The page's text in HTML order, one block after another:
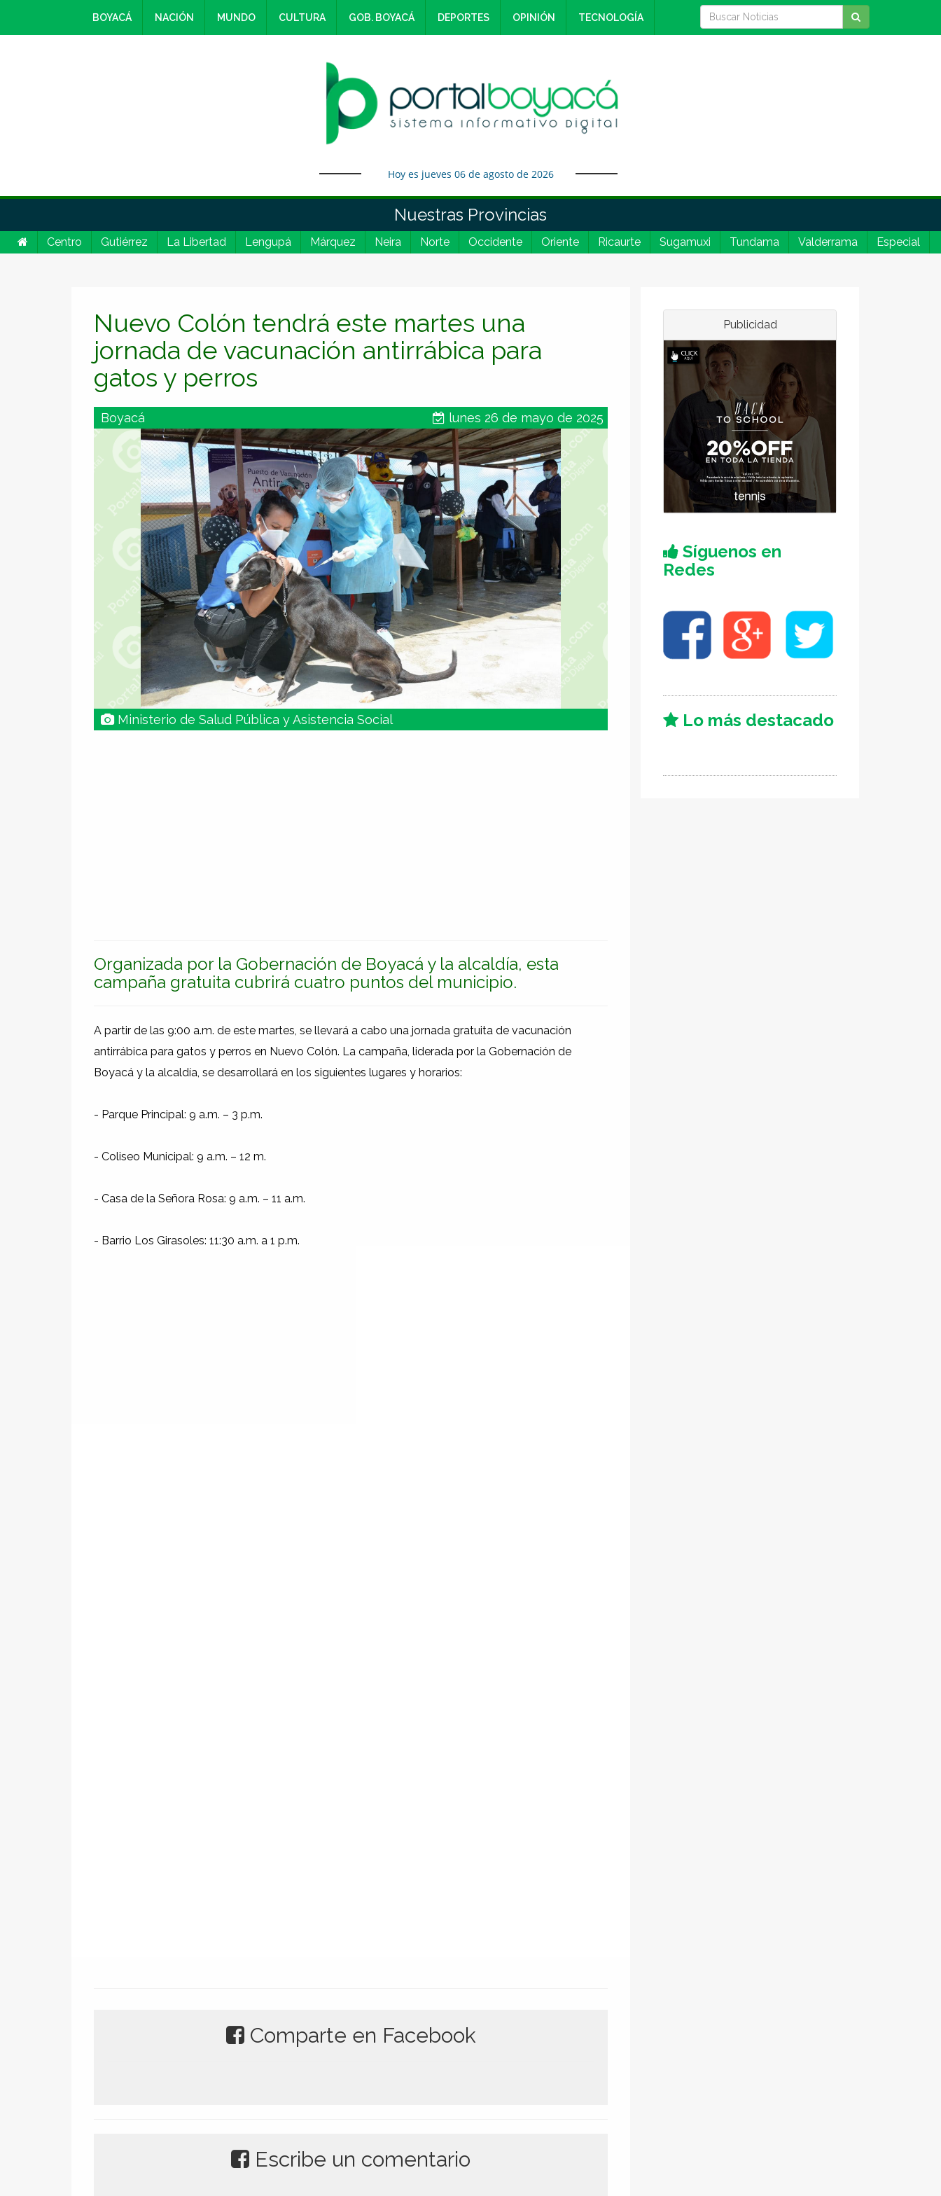
BOYACÁ NACIÓN MUNDO CULTURA GOB. BOYACÁ DEPORTES OPINIÓN TECNOLOGÍA
Hoy es jueves 06 de agosto de 2026
Nuestras Provincias
Centro Gutiérrez La Libertad Lengupá Márquez Neira Norte Occidente Oriente Ricaurte Sugamuxi Tundama Valderrama Especial
Nuevo Colón tendrá este martes una
jornada de vacunación antirrábica para
gatos y perros
Boyacá lunes 26 de mayo de 2025
Ministerio de Salud Pública y Asistencia Social
Organizada por la Gobernación de Boyacá y la alcaldía, esta
campaña gratuita cubrirá cuatro puntos del municipio.
A partir de las 9:00 a.m. de este martes, se llevará a cabo una jornada gratuita de vacunación
antirrábica para gatos y perros en Nuevo Colón. La campaña, liderada por la Gobernación de
Boyacá y la alcaldía, se desarrollará en los siguientes lugares y horarios:
- Parque Principal: 9 a.m. – 3 p.m.
- Coliseo Municipal: 9 a.m. – 12 m.
- Casa de la Señora Rosa: 9 a.m. – 11 a.m.
- Barrio Los Girasoles: 11:30 a.m. a 1 p.m.
Comparte en Facebook
Escribe un comentario
Publicidad
Síguenos en
Redes
Lo más destacado